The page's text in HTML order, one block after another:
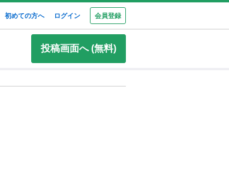
初めての方へ ログイン 会員登録
投稿画面へ (無料)